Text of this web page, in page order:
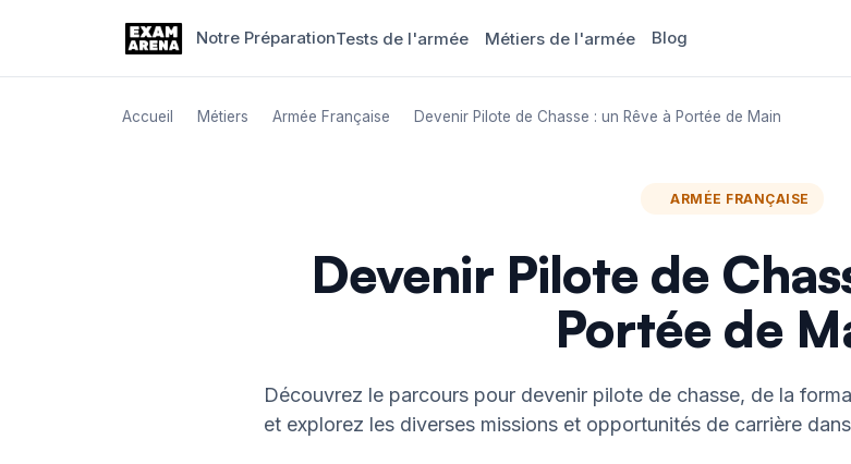
Notre PréparationTests de l'armée Métiers de l'armée Blog
Accueil Métiers Armée Française Devenir Pilote de Chasse : un Rêve à Portée de Main
ARMÉE FRANÇAISE
Devenir Pilote de
Portée de
Découvrez le parcours pour devenir pilote de chasse, de la
et explorez les diverses missions et opportunités de carrière